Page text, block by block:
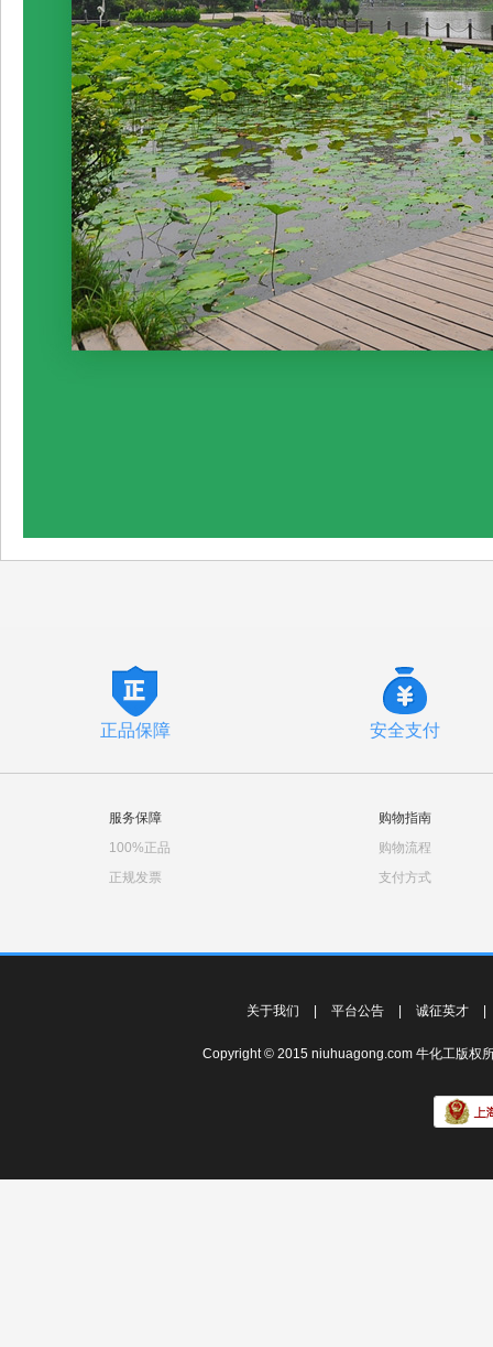
正品保障 安全支付
服务保障
100%正品
正规发票
购物指南
购物流程
支付方式
关于我们 平台公告 诚征英才
Copyright © 2015 niuhuagong.com 牛化工版权